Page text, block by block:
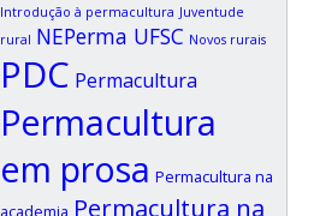
Introdução à permacultura Juventude
rural NEPerma UFSC Novos rurais
PDC Permacultura
Permacultura
em prosa Permacultura na
academia Permacultura na